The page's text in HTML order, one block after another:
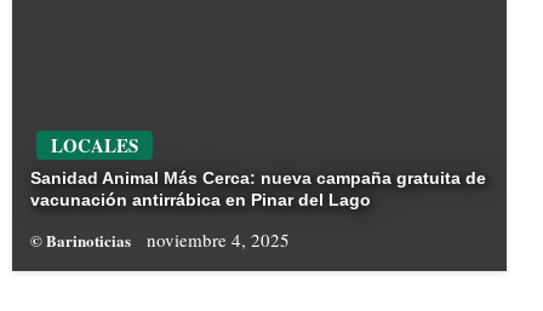
LOCALES
Sanidad Animal Más Cerca: nueva campaña gratuita de
vacunación antirrábica en Pinar del Lago
© Barinoticias noviembre 4, 2025